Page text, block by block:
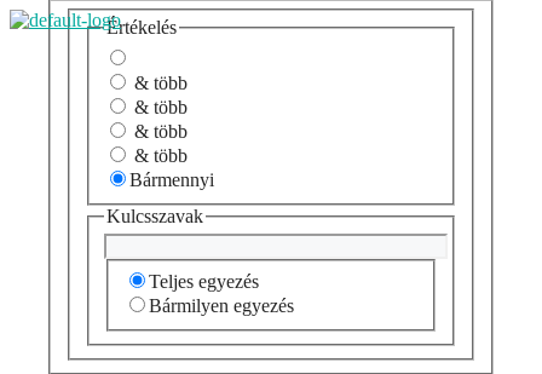
Értékelés
& több
& több
& több
& több
Bármennyi
Kulcsszavak
Teljes egyezés
Bármilyen egyezés